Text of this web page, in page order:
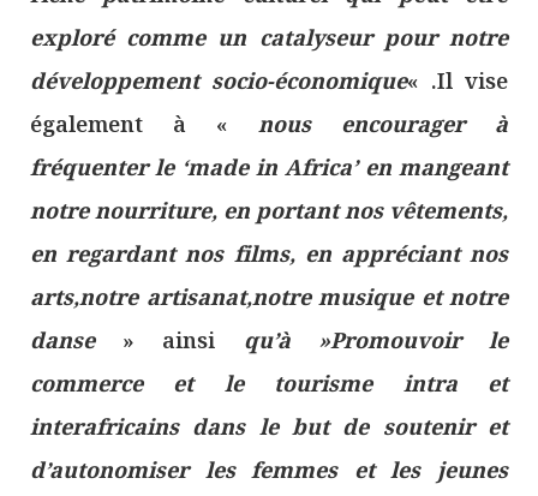
exploré comme un catalyseur pour notre
développement socio-économique« .Il vise
également à « nous encourager à
fréquenter le ‘made in Africa’ en mangeant
notre nourriture, en portant nos vêtements,
en regardant nos films, en appréciant nos
arts,notre artisanat,notre musique et notre
danse» ainsi qu’à »Promouvoir le
commerce et le tourisme intra et
interafricains dans le but de soutenir et
d’autonomiser les femmes et les jeunes